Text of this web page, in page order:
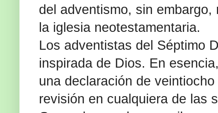
del adventismo, sin
la iglesia neotestamentaria.
Los adventistas del Séptimo
inspirada de Dios. En
una declaración de
revisión en cualquiera de las